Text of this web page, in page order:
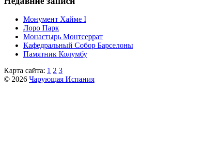
Монумент Хайме I
Лоро Парк
Монастырь Монтсеррат
Кафeдрaльный Собор Барселоны
Пaмятник Колумбу
Карта сайта: 1 2 3
© 2026 Чарующая Испания